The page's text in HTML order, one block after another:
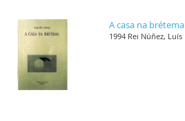
A casa na brétema
1994 Rei Núñez, Luís